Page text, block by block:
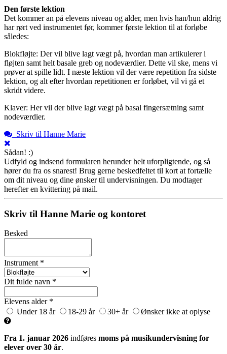
Den første lektion
Det kommer an på elevens niveau og alder, men hvis han/hun aldrig
har rørt ved instrumentet før, kommer første lektion til at forløbe
således:
Blokfløjte: Der vil blive lagt vægt på, hvordan man artikulerer i
fløjten samt helt basale greb og nodeværdier. Dette vil ske, mens vi
prøver at spille lidt. I næste lektion vil der være repetition fra sidste
lektion, og alt efter hvordan repetitionen er forløbet, vil vi gå et
skridt videre.
Klaver: Her vil der blive lagt vægt på basal fingersætning samt
nodeværdier.
Skriv til Hanne Marie
Sådan! :)
Udfyld og indsend formularen herunder helt uforpligtende, og så
hører du fra os snarest! Brug gerne beskedfeltet til kort at fortælle
om dit niveau og dine ønsker til undervisningen. Du modtager
herefter en kvittering på mail.
Skriv til Hanne Marie og kontoret
Besked
Instrument *
Dit fulde navn *
Elevens alder *
Under 18 år
18-29 år 30+ år Ønsker ikke at oplyse
Fra 1. januar 2026 indføres moms på musikundervisning for
elever over 30 år.